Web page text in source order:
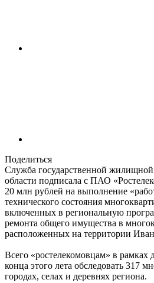
Поделиться
Служба государственной
области подписала с ПАО
20 млн рублей на выполнение
технического состояния
включенных в региональную
ремонта общего имущества в
расположенных на территории
Всего «ростелекомовцам» в рамках
конца этого лета обследовать 317
городах, селах и деревнях региона.